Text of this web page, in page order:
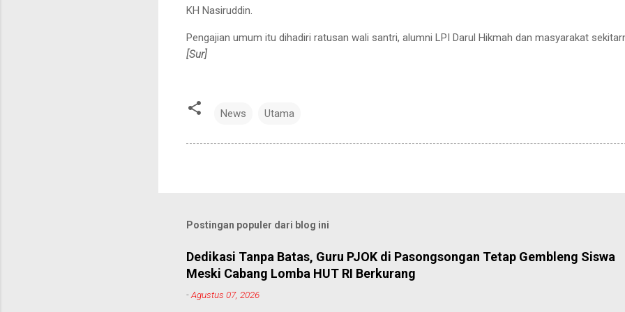
KH Nasiruddin.
Pengajian umum itu dihadiri ratusan wali santri, alumni LPI Darul Hikmah dan masyarakat
[Sur]
News Utama
Postingan populer dari blog ini
Dedikasi Tanpa Batas, Guru PJOK di Pasongsongan Tetap Gembleng Siswa
Meski Cabang Lomba HUT RI Berkurang
-Agustus 07, 2026